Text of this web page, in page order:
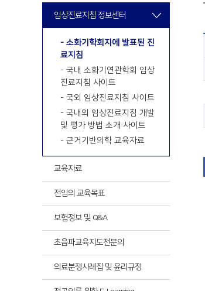
임상진료지침 정보센터
- 소화기학회지에 발표된 진
료지침
- 국내 소화기연관학회 임상
진료지침 사이트
- 국외 임상진료지침 사이트
- 국내외 임상진료지침 개발
및 평가 방법 소개 사이트
- 근거기반의학 교육자료
교육자료
전임의 교육목표
보험정보 및 Q&A
초음파교육지도전문의
의료분쟁사례집 및 윤리규정